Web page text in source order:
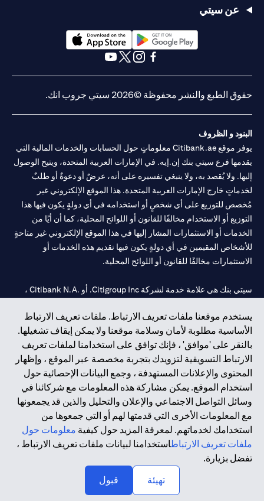
يستخدم موقعنا ملفات تعريف الارتباط. ملفات تعريف الارتباط
الأساسية مطلوبة لأمان وسلامة موقعنا ولا يمكن إيقاف تشغيلها.
بالنقر على 'موافق' ، فإنك توافق على استخدامنا لملفات تعريف
الارتباط التسويقية لتزويدك بتجربة مخصصة عبر الموقع ، وإظهار
المحتوى والإعلانات المستهدفة ، وجمع البيانات الإحصائية حول
استخدام الموقع. يمكن مشاركة هذه المعلومات مع شركائنا في
وسائل التواصل الاجتماعي والإعلان والتحليل والذين قد يجمعونها
مع المعلومات الأخرى التي قدمتها لهم أو التي جمعوها من
استخدامك لخدماتهم. لمعرفة المزيد حول كيفية معلومات حول
ملفات تعريف الارتباطاستخدامنا لبيانات ملفات تعريف الارتباط ،
تفضل بزيارة.
تهيئة
قبول
عن سيتي
(opens in a new tab)
حقوق الطبع والنشر محفوظة ©2026 سيتي جروب انك.
البنود و الظروف
يوفر موقع Citibank.ae معلوماتٍ حول الحسابات والخدمات المالية التي
يقدمها فرع سيتي بنك إن.إيه. في الإمارات العربية المتحدة، ويتيح الوصول
إليها. ولا يُقصد به، ولا ينبغي تفسيره على أنه، عرضٌ أو دعوةٌ أو طلبٌ
لخدماتٍ خارج الإمارات العربية المتحدة. هذا الموقع الإلكتروني غير
مُخصص للتوزيع على أي شخصٍ أو استخدامه في أي دولةٍ يكون فيها هذا
التوزيع أو الاستخدام مخالفًا للقانون أو اللوائح المحلية، كما أن أيًا من
الخدمات أو الاستثمارات المشار إليها في هذا الموقع الإلكتروني غير متاحةٍ
للأشخاص المقيمين في أي دولةٍ يكون فيها تقديم هذه الخدمات أو
الاستثمارات مخالفًا للقانون أو اللوائح المحلية.
سيتي بنك هي علامة خدمة لشركة Citigroup Inc. أو .Citibank N.A ،
سيتي بنك إن. إيه. الإمارات مسجل لدى مصرف الإمارات المركزي تحت
أرقام التراخيص 202563 لفرع الوصل في دبي، 531989 لفرع مول
الإمارات في دبي، وCN-1002019لفرع أبوظبي. هاتف: 4000 311 04.
فرع سيتي بنك إن إيه - الإمارات العربية المتحدة مرخص من مصرف
الإمارات العربية المتحدة المركزي كفرع لبنك أجنبي.
سيتي بنك إن إيه الإمارات العربية المتحدة مرخص من هيئة الأوراق المالية
والسلع في الإمارات العربية المتحدة ("SCA") للقيام بالنشاط المالي لـ أ)
الاستشارات المالية والتعريف والترويج بموجب ترخيص رقم
20200000097 ب) وسيط تداول في الأسواق الدولية بموجب ترخيص
حقوق الطبع والنشر محفوظة ©2026 سيتي جروب انك.